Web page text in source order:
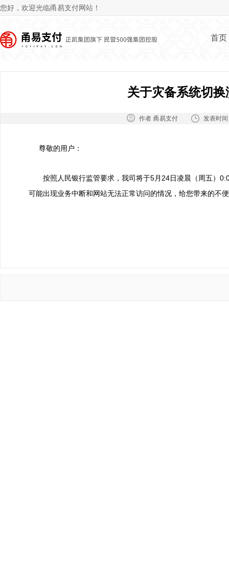
您好，欢迎光临甬易支付网站！
首页
关于灾备系统切
作者：甬易支付 发表时
尊敬的用户：
按照人民银行监管要求，我司将于5月24日凌晨（周五）
可能出现业务中断和网站无法正常访问的情况，给您带来的不